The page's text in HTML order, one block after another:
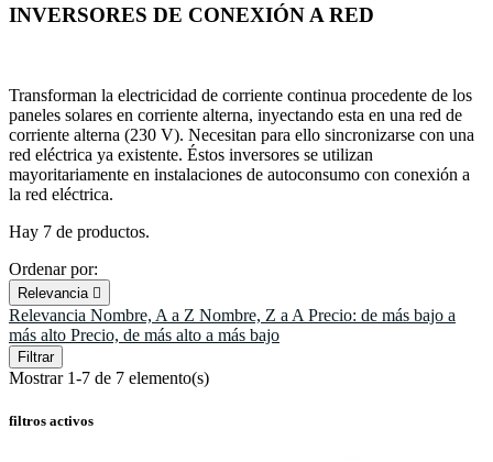
INVERSORES DE CONEXIÓN A RED
Transforman la electricidad de corriente continua procedente de los
paneles solares en corriente alterna, inyectando esta en una red de
corriente alterna (230 V). Necesitan para ello sincronizarse con una
red eléctrica ya existente. Éstos inversores se utilizan
mayoritariamente en instalaciones de autoconsumo con conexión a
la red eléctrica.
Hay 7 de productos.
Ordenar por:
Relevancia 
Relevancia Nombre, A a Z Nombre, Z a A Precio: de más bajo a
más alto Precio, de más alto a más bajo
Filtrar
Mostrar 1-7 de 7 elemento(s)
filtros activos